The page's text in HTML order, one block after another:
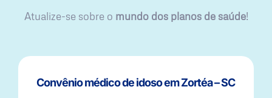
Atualize-se sobre o mundo dos planos de saúde!
Convênio médico de idoso em Zortéa – SC